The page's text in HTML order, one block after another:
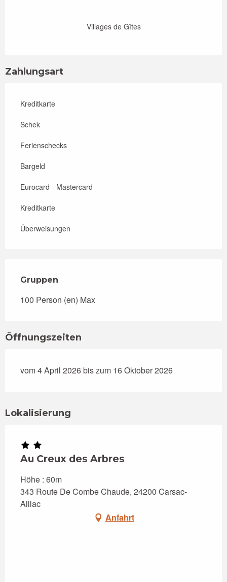
Villages de Gîtes
Zahlungsart
Kreditkarte
Schek
Ferienschecks
Bargeld
Eurocard - Mastercard
Kreditkarte
Überweisungen
Gruppen
Gruppen
100 Person (en) Max
Öffnungszeiten
vom 4 April 2026 bis zum 16 Oktober 2026
Lokalisierung
Au Creux des Arbres
Höhe : 60m
343 Route De Combe Chaude, 24200 Carsac-
Aillac
Anfahrt